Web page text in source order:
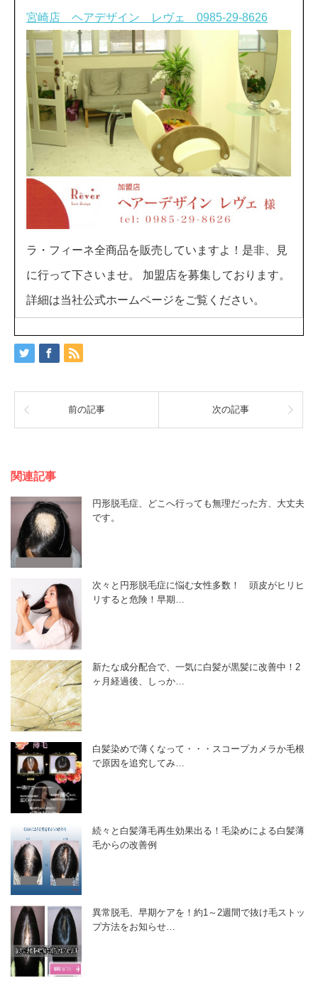
宮崎店 ヘアデザイン レヴェ 0985-29-8626
ラ・フィーネ全商品を販売していますよ！是非、見
に行って下さいませ。 加盟店を募集しております。
詳細は当社公式ホームページをご覧ください。
前の記事 次の記事
関連記事
円形脱毛症、どこへ行っても無理だった方、大丈夫
です。
次々と円形脱毛症に悩む女性多数！ 頭皮がヒリヒ
リすると危険！早期…
新たな成分配合で、一気に白髪が黒髪に改善中！2
ヶ月経過後、しっか…
白髪染めで薄くなって・・・スコープカメラか毛根
で原因を追究してみ…
続々と白髪薄毛再生効果出る！毛染めによる白髪薄
毛からの改善例
異常脱毛、早期ケアを！約1～2週間で抜け毛ストッ
プ方法をお知らせ…